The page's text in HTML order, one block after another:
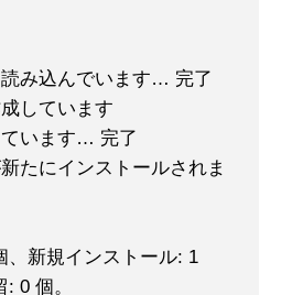
み込んでいます… 完了
しています
います… 完了
たにインストールされま
、新規インストール: 1
0 個。